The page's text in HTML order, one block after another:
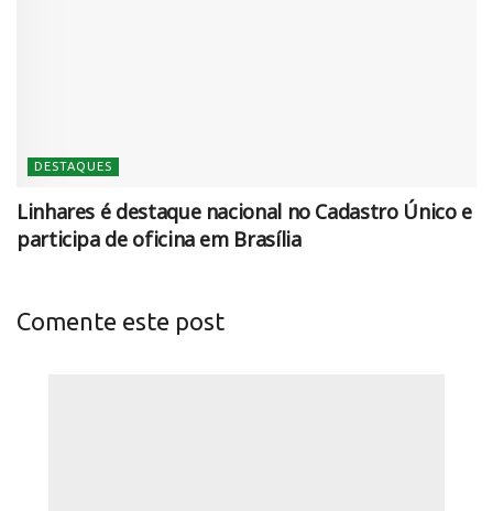
DESTAQUES
Linhares é destaque nacional no Cadastro Único e
participa de oficina em Brasília
Comente este post